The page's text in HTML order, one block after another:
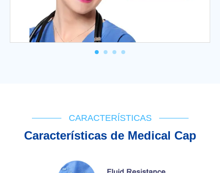
CARACTERÍSTICAS
Características de Medical Cap